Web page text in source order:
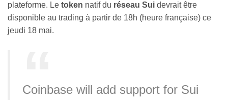
plateforme. Le token natif du réseau Sui devrait être
disponible au trading à partir de 18h (heure française) ce
jeudi 18 mai.
Coinbase will add support for Sui